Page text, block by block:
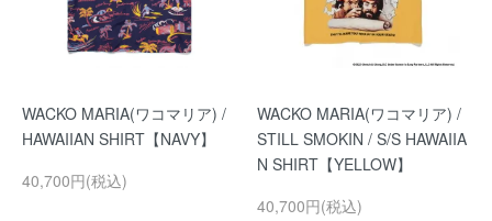
WACKO MARIA(ワコマリア) /
HAWAIIAN SHIRT【NAVY】
40,700円(税込)
WACKO MARIA(ワコマリア) /
STILL SMOKIN / S/S HAWAIIA
N SHIRT【YELLOW】
40,700円(税込)